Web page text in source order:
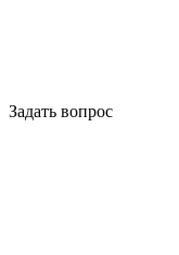
Задать вопрос